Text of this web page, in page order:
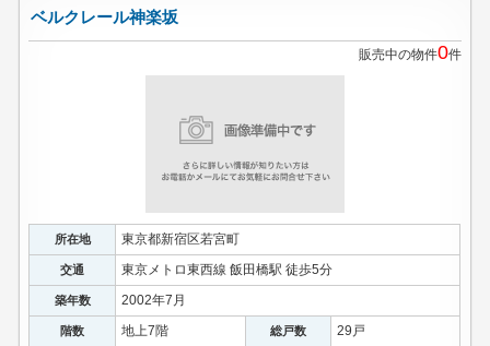
ベルクレール神楽坂
販売中の物件0件
所在地 東京都新宿区若宮町
交通 東京メトロ東西線 飯田橋駅 徒歩5分
築年数 2002年7月
階数 地上7階 総戸数 29戸